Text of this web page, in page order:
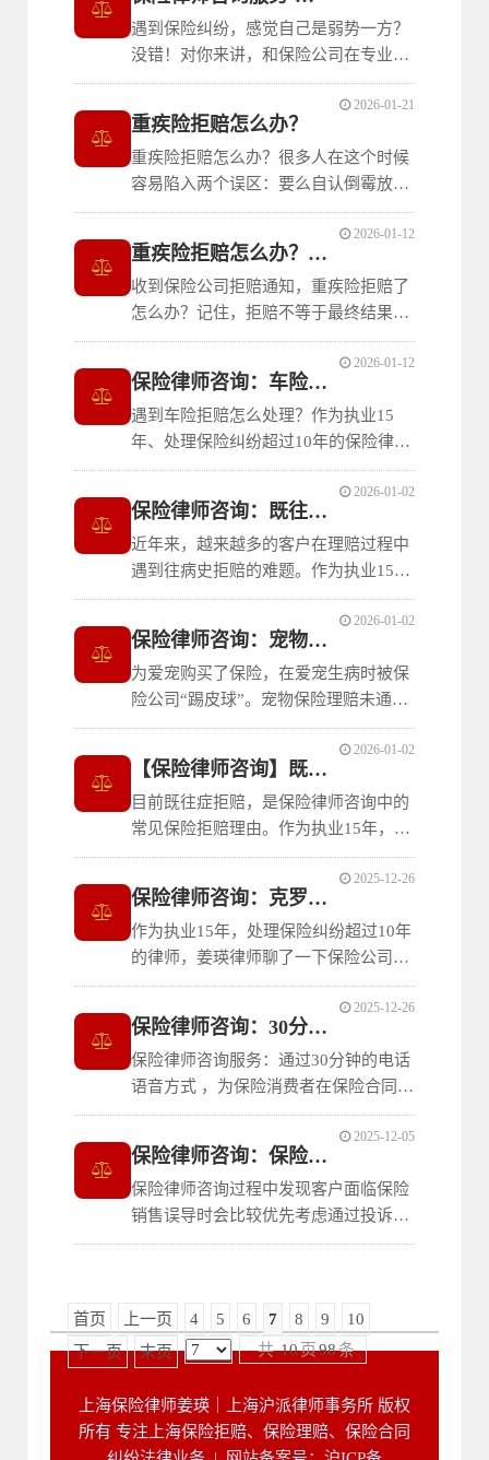
遇到保险纠纷，感觉自己是弱势一方？
没错！对你来讲，和保险公司在专业、
信息方面在缔约时就处于不平等地位。
一旦发生纠纷，要和保险公司掰扯时，
打破信息差摆脱不利地位很重要。作为
执业15年、处理保险纠纷超过10年的律
师，介绍一下姜瑛律师的保险律师咨询
服
重疾险拒赔怎么办？
重疾险拒赔怎么办？很多人在这个时候
容易陷入两个误区：要么自认倒霉放弃
维权，要么自己跟保险公司反复扯皮，
最后精力耗尽还没结果。其实，保险理
赔纠纷中有很多“套路”可循。作为执业
15年处理保险纠纷超过10年的保险律
师，姜瑛律师发现重疾险的拒赔争议往
往
2026-01-21
重疾险拒赔怎么办？按这5步走，维权有方向
收到保险公司拒赔通知，重疾险拒赔了
怎么办？记住，拒赔不等于最终结果。
作为执业15年、处理保险纠纷超过10年
的律师，姜瑛律师建议按照以下顺序有
步骤，系统维权争取理赔款。
2026-01-12
保险律师咨询：车险拒赔怎么处理？
遇到车险拒赔怎么处理？作为执业15
年、处理保险纠纷超过10年的保险律
师，姜瑛律师处理了不少交通事故车险
拒赔案件，分享几个常见车险拒赔情形
和应对思路，帮你避坑！
2026-01-12
保险律师咨询：既往病史拒赔怎么办
近年来，越来越多的客户在理赔过程中
遇到往病史拒赔的难题。作为执业15
年，处理保险纠纷10年的保险律师，姜
瑛律师的保险律师咨询服务为既往病史
拒赔的客户提供有力的法律支持。
2026-01-02
保险律师咨询：宠物保险理赔未通过怎么办
为爱宠购买了保险，在爱宠生病时被保
险公司“踢皮球”。宠物保险理赔未通过
成为不少宠物主的烦心事。作为执业15
年、处理保险纠纷超过10年的律师，姜
瑛律师总结一下宠物保险理赔未通过的
常见原因，分析一下提高宠物保险理赔
通过率的方法。
2026-01-02
【保险律师咨询】既往症拒赔问题专业解答
目前既往症拒赔，是保险律师咨询中的
常见保险拒赔理由。作为执业15年，处
理保险纠纷超过10年的保险律师，姜瑛
律师发现既往症拒赔是当前健康险理赔
中常见也容易被滥用的拒赔理由。
2026-01-02
保险律师咨询：克罗恩病是重疾吗？
作为执业15年，处理保险纠纷超过10年
的律师，姜瑛律师聊了一下保险公司一
般如何评估克罗恩病的理赔申请。
2025-12-26
保险律师咨询：30分钟帮您有效应对保险纠纷
保险律师咨询服务：通过30分钟的电话
语音方式 ，为保险消费者在保险合同投
保阶段、履行阶段、理赔阶段发生的纠
2025-12-26
保险律师咨询：保险销售误导投诉方式
保险律师咨询过程中发现客户面临保险
销售误导时会比较优先考虑通过投诉解
决问题。作为执业15年、有10年以上保
两种方式。
2025-12-05
首页 上一页 4 5 6 7 8 9
10
下一页
末页 共10页98条
上海保险律师姜瑛｜上海沪派律师事务所 版权
所有 专注上海保险拒赔、保险理赔、保险合同